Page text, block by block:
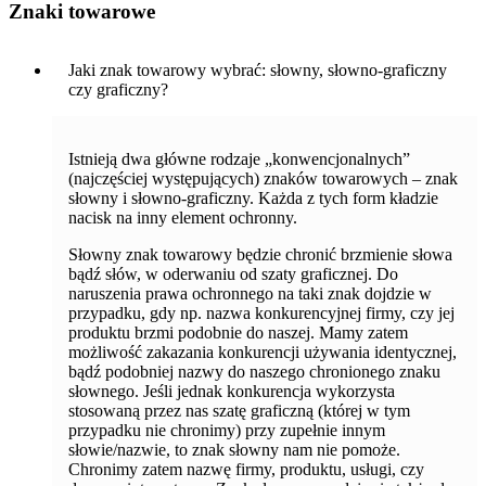
Znaki towarowe
Jaki znak towarowy wybrać: słowny, słowno-graficzny
czy graficzny?
Istnieją dwa główne rodzaje „konwencjonalnych”
(najczęściej występujących) znaków towarowych – znak
słowny i słowno-graficzny. Każda z tych form kładzie
nacisk na inny element ochronny.
Słowny znak towarowy będzie chronić brzmienie słowa
bądź słów, w oderwaniu od szaty graficznej. Do
naruszenia prawa ochronnego na taki znak dojdzie w
przypadku, gdy np. nazwa konkurencyjnej firmy, czy jej
produktu brzmi podobnie do naszej. Mamy zatem
możliwość zakazania konkurencji używania identycznej,
bądź podobniej nazwy do naszego chronionego znaku
słownego. Jeśli jednak konkurencja wykorzysta
stosowaną przez nas szatę graficzną (której w tym
przypadku nie chronimy) przy zupełnie innym
słowie/nazwie, to znak słowny nam nie pomoże.
Chronimy zatem nazwę firmy, produktu, usługi, czy